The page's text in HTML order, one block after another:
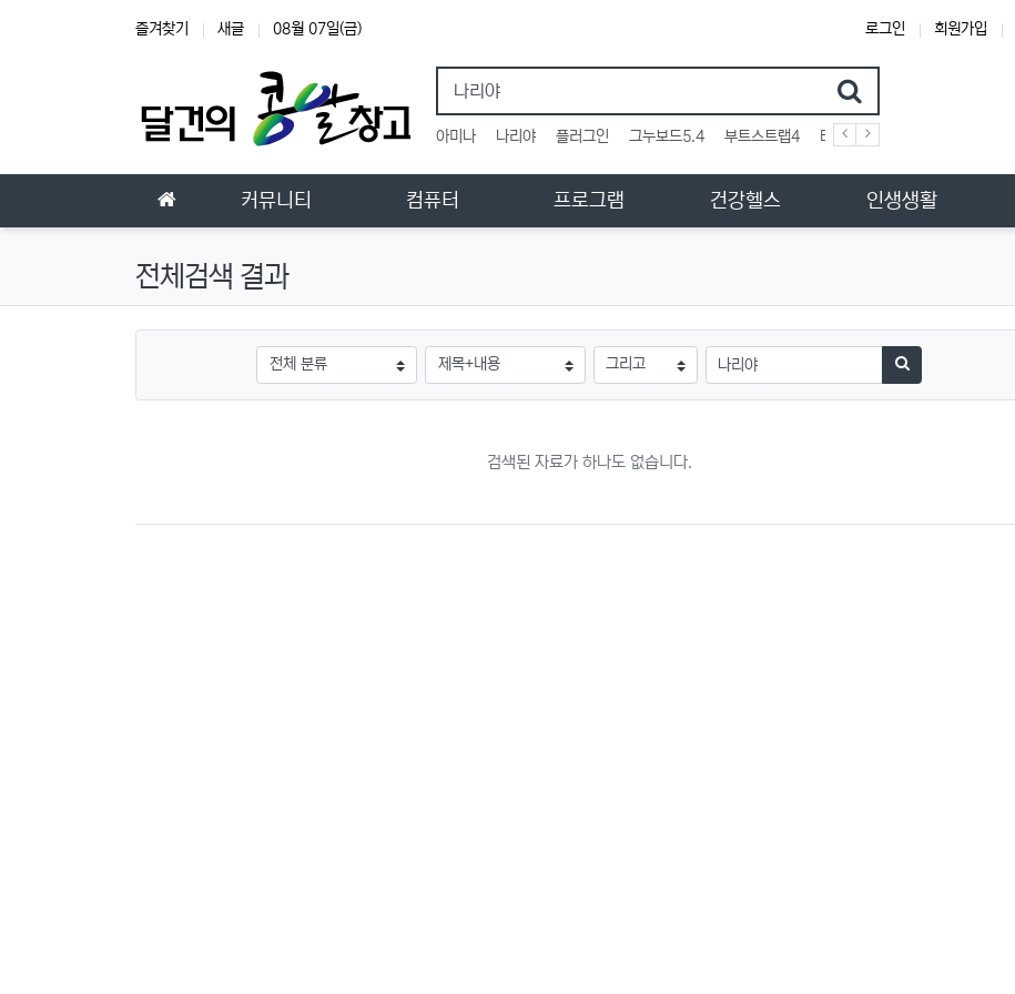
즐겨찾기 새글 08월 07일(금) 로그인 회원가입
인기검색어
아미나 나리야 플러그인 그누보드5.4 부트스트랩4 테마 스킨
커뮤니티 컴퓨터 프로그램 건강헬스 인생생활
홈으로
전체검색 결과
그룹 검색조건 검색방법 검색어
검색하기
검색된 자료가 하나도 없습니다.